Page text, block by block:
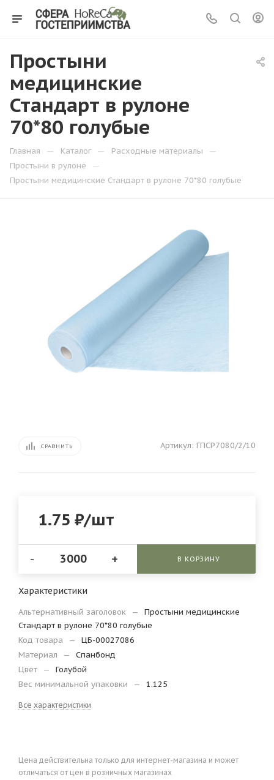
Простыни
медицинские
Стандарт в рулоне
70*80 голубые
Главная — Каталог — Расходные материалы —
Простыни в рулоне —
Простыни медицинские Стандарт в рулоне 70*80 голубые
СРАВНИТЬ Артикул: ГПСР7080/2/10
1.75 ₽/шт
- + В КОРЗИНУ
Характеристики
Альтернативный заголовок —
Простыни медицинские
Стандарт в рулоне 70*80 голубые
Код товара
—
ЦБ-00027086
Материал
—
Спанбонд
Цвет
—
Голубой
Вес минимальной упаковки
— 1.125
Все характеристики
Цена действительна только для интернет-магазина и может
отличаться от цен в розничных магазинах